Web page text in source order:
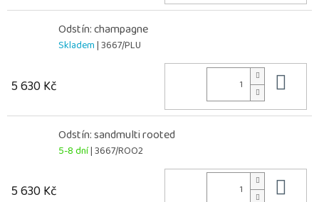
Odstín: champagne
Skladem| 3667/PLU
5 630 Kč
Odstín: sandmulti rooted
5-8 dní| 3667/ROO2
5 630 Kč